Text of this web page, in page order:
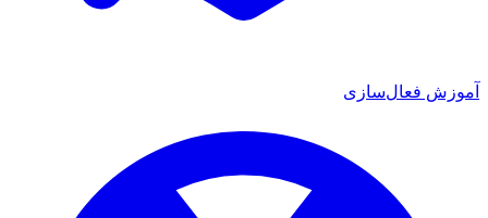
فعال‌سازی